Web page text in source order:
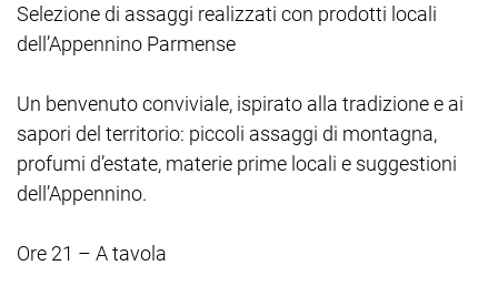
Selezione di assaggi realizzati con prodotti locali
dell’Appennino Parmense
Un benvenuto conviviale, ispirato alla tradizione e ai
sapori del territorio: piccoli assaggi di montagna,
profumi d’estate, materie prime locali e suggestioni
dell’Appennino.
Ore 21 – A tavola